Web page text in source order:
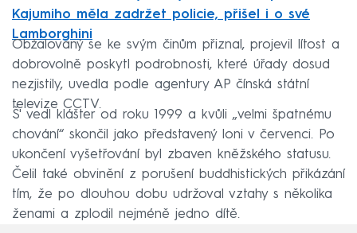
Kajumiho měla zadržet policie, přišel i o své
Lamborghini
Obžalovaný se ke svým činům přiznal, projevil lítost a
dobrovolně poskytl podrobnosti, které úřady dosud
nezjistily, uvedla podle agentury AP čínská státní
televize CCTV.
Š' vedl klášter od roku 1999 a kvůli „velmi špatnému
chování“ skončil jako představený loni v červenci. Po
ukončení vyšetřování byl zbaven kněžského statusu.
Čelil také obvinění z porušení buddhistických přikázání
tím, že po dlouhou dobu udržoval vztahy s několika
ženami a zplodil nejméně jedno dítě.